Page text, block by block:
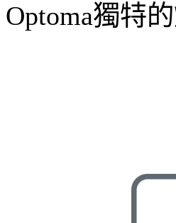
Optoma獨特